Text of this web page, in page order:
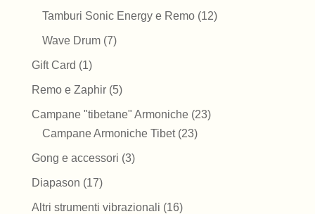
Tamburi Sonic Energy e Remo 1212
Wave Drum 77
Gift Card 11
prodotto
Remo e Zaphir 55
prodotti
Campane "tibetane" Armoniche 2323
Campane Armoniche Tibet 2323
Gong e accessori 33
Diapason 1717
prodotti
Altri strumenti vibrazionali 1616